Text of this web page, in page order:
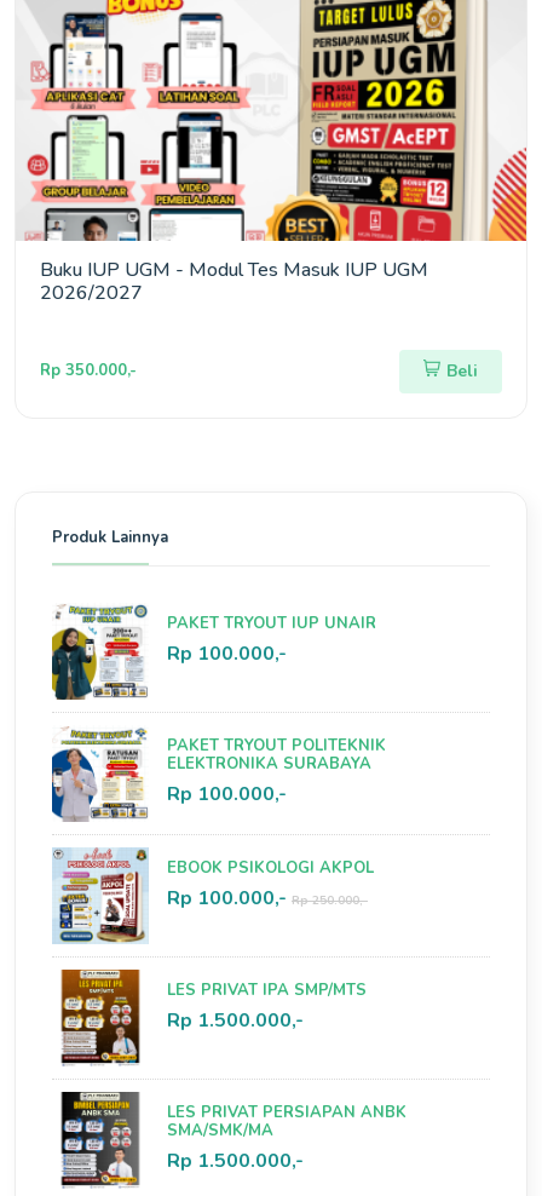
Buku IUP UGM - Modul Tes Masuk IUP UGM
2026/2027
Rp 350.000,- Beli
Produk Lainnya
PAKET TRYOUT IUP UNAIR
Rp 100.000,-
PAKET TRYOUT POLITEKNIK
ELEKTRONIKA SURABAYA
Rp 100.000,-
EBOOK PSIKOLOGI AKPOL
Rp 100.000,- Rp 250.000,-
LES PRIVAT IPA SMP/MTS
Rp 1.500.000,-
LES PRIVAT PERSIAPAN ANBK
SMA/SMK/MA
Rp 1.500.000,-